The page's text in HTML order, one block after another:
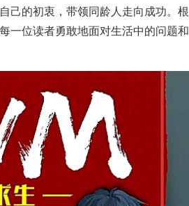
己的初衷，带领同龄人走向成功。根
一位读者勇敢地面对生活中的问题和